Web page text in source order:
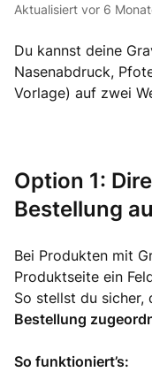
Aktualisiert vor 6
Du kannst deine
Nasenabdruck,
Vorlage) auf zwei
Option 1:
Bestellung
Bei Produkten mit
Produktseite ein
So stellst du sicher,
Bestellung
So funktioniert’s: